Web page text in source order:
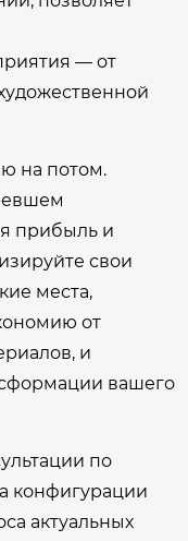
— от
на потом.
прибыль и
свои
места,
от
и
вашего
по
конфигурации
актуальных